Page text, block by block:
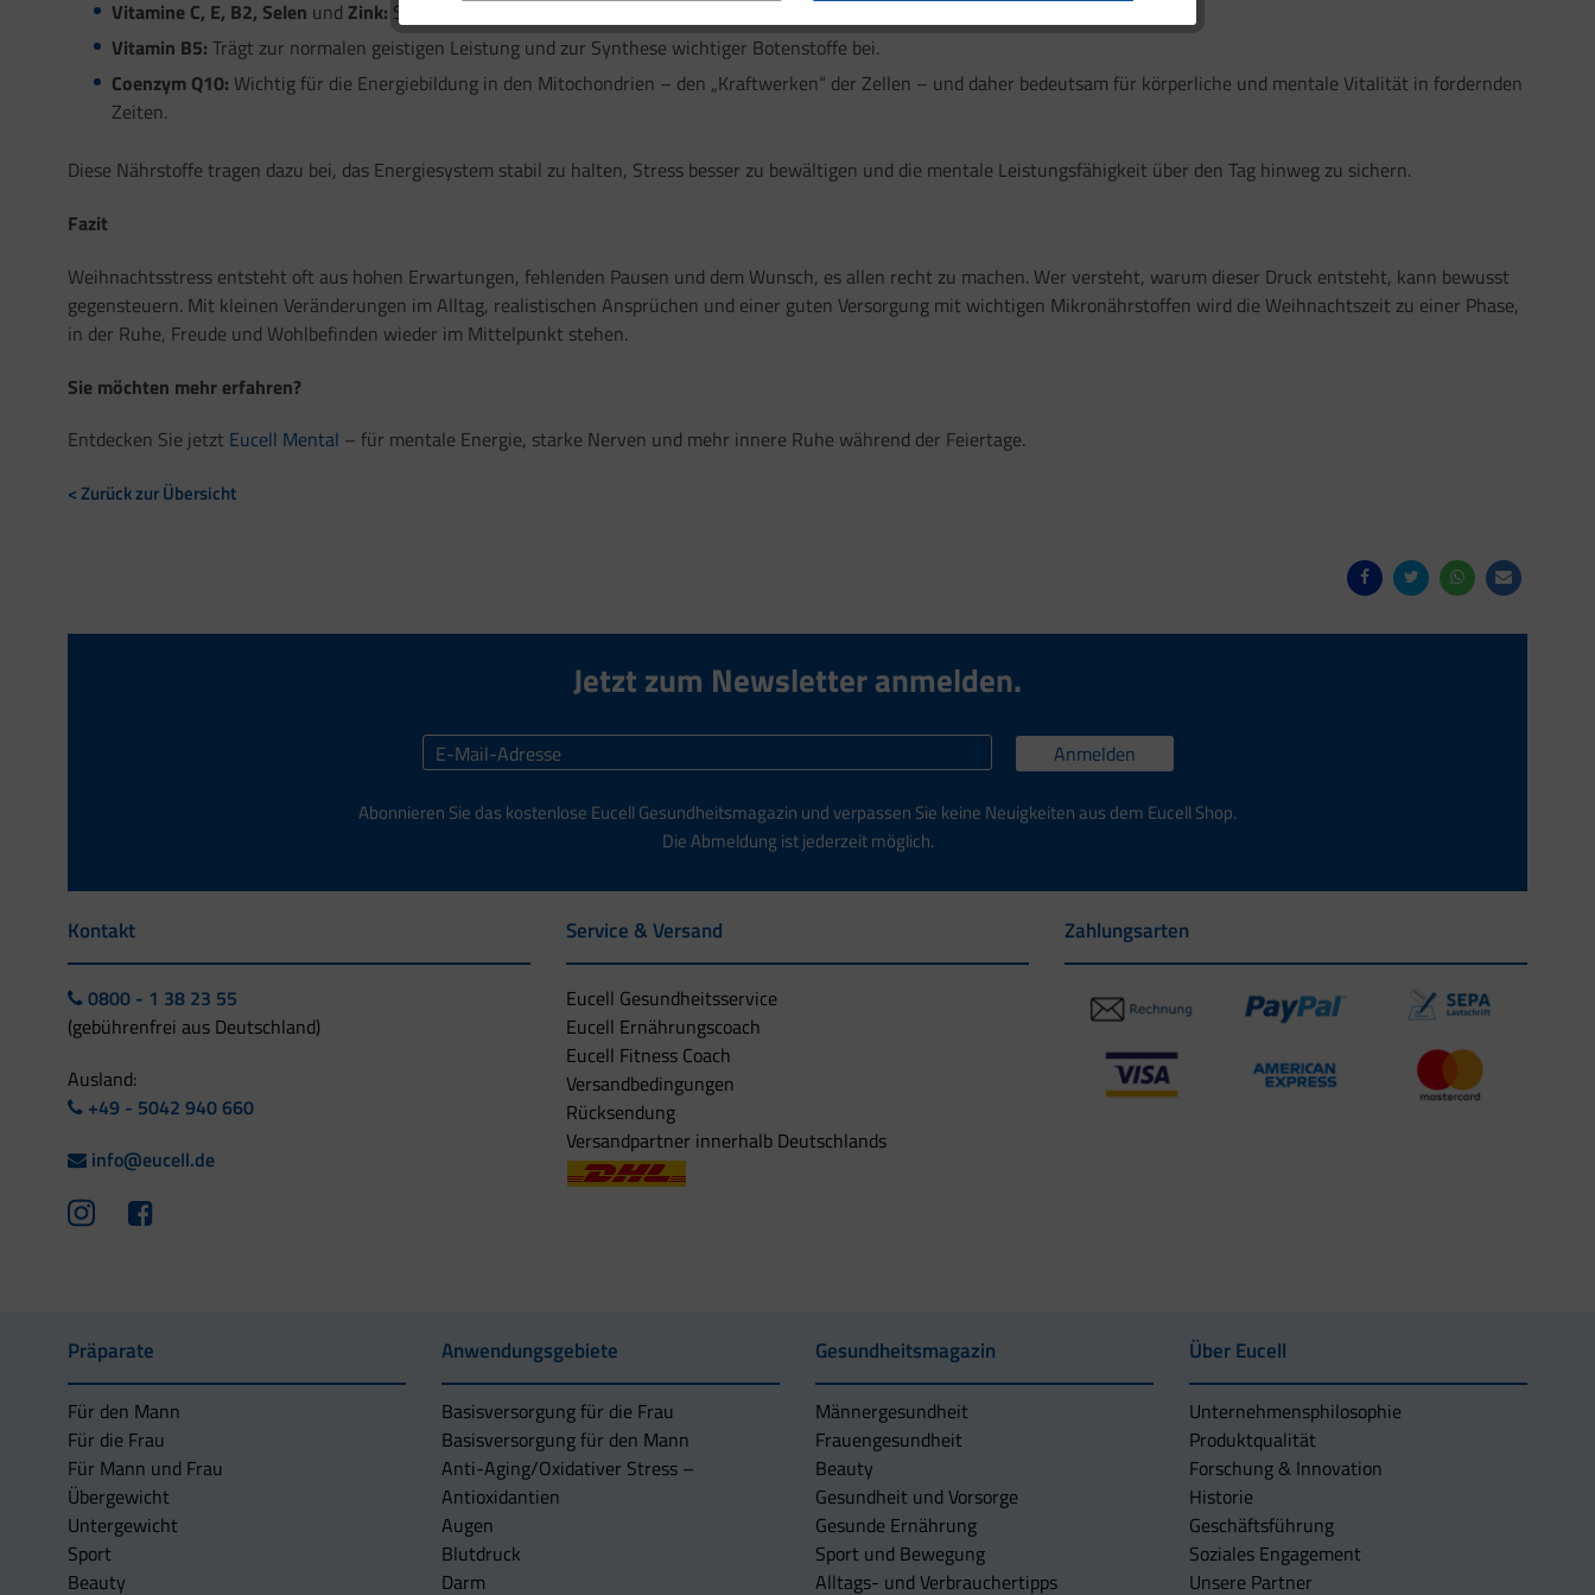
Vitamine C, E, B2, Selen und Zink: Schützen die Zellen vor oxidativem Stress.
Vitamin B5: Trägt zur normalen geistigen Leistung und zur Synthese wichtiger Botenstoffe bei.
Coenzym Q10: Wichtig für die Energiebildung in den Mitochondrien – den „Kraftwerken“ der Zellen – und daher bedeutsam für körperliche und mentale Vitalität in fordernden
Zeiten.
Diese Nährstoffe tragen dazu bei, das Energiesystem stabil zu halten, Stress besser zu bewältigen und die mentale Leistungsfähigkeit über den Tag hinweg zu sichern.
Fazit
Weihnachtsstress entsteht oft aus hohen Erwartungen, fehlenden Pausen und dem Wunsch, es allen recht zu machen. Wer versteht, warum dieser Druck entsteht, kann bewusst
gegensteuern. Mit kleinen Veränderungen im Alltag, realistischen Ansprüchen und einer guten Versorgung mit wichtigen Mikronährstoffen wird die Weihnachtszeit zu einer Phase,
in der Ruhe, Freude und Wohlbefinden wieder im Mittelpunkt stehen.
Sie möchten mehr erfahren?
Entdecken Sie jetzt Eucell Mental – für mentale Energie, starke Nerven und mehr innere Ruhe während der Feiertage.
< Zurück zur Übersicht
Jetzt zum Newsletter anmelden.
Anmelden
Abonnieren Sie das kostenlose Eucell Gesundheitsmagazin und verpassen Sie keine Neuigkeiten aus dem Eucell Shop.
Die Abmeldung ist jederzeit möglich.
Kontakt
0800 - 1 38 23 55
(gebührenfrei aus Deutschland)
Ausland:
+49 - 5042 940 660
info@eucell.de
Service & Versand
Eucell Gesundheitsservice
Eucell Ernährungscoach
Eucell Fitness Coach
Versandbedingungen
Rücksendung
Versandpartner innerhalb Deutschlands
Zahlungsarten
Präparate
Für den Mann
Für die Frau
Für Mann und Frau
Übergewicht
Untergewicht
Sport
Beauty
Anwendungsgebiete
Basisversorgung für die Frau
Basisversorgung für den Mann
Anti-Aging/Oxidativer Stress –
Antioxidantien
Augen
Blutdruck
Darm
Gesundheitsmagazin
Männergesundheit
Frauengesundheit
Beauty
Gesundheit und Vorsorge
Gesunde Ernährung
Sport und Bewegung
Alltags- und Verbrauchertipps
Über Eucell
Unternehmens­philosophie
Produktqualität
Forschung & Innovation
Historie
Geschäftsführung
Soziales Engagement
Unsere Partner